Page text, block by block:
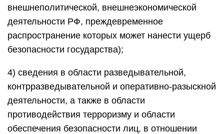
внешнеполитической, внешнеэкономической
деятельности РФ, преждевременное
распространение которых может нанести ущерб
безопасности государства);
4) сведения в области разведывательной,
контрразведывательной и оперативно-разыскной
деятельности, а также в области
противодействия терроризму и области
обеспечения безопасности лиц, в отношении